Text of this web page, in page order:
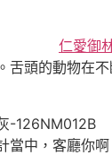
仁愛御
舌頭的動物在
-126NM012B
當中，客廳你